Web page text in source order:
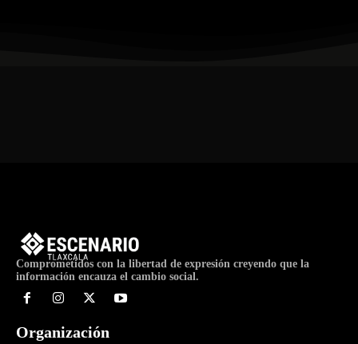
Comprometidos con la libertad de expresión creyendo que la
información encauza el cambio social.
Organización